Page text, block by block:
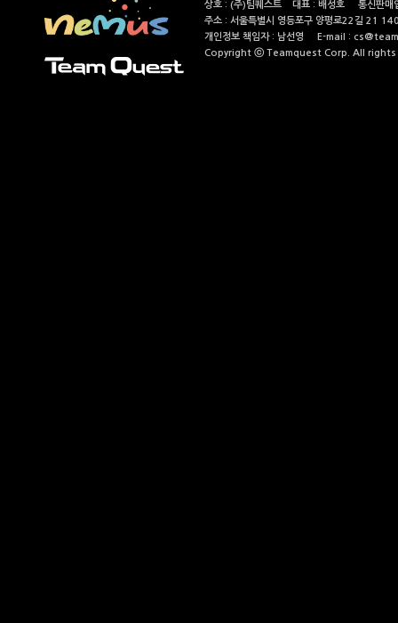
상호 : (주)팀퀘스트 대표 : 배성호 통신판
주소 : 서울특별시 영등포구 양평로22길 21
개인정보 책임자 : 남선영 E-mail :
Copyright ⓒ Teamquest Corp. All rights